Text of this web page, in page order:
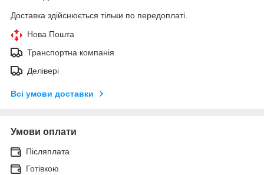
Доставка здійснюється тільки по передоплаті.
Нова Пошта
Транспортна компанія
Делівері
Всі умови доставки
Умови оплати
Післяплата
Готівкою